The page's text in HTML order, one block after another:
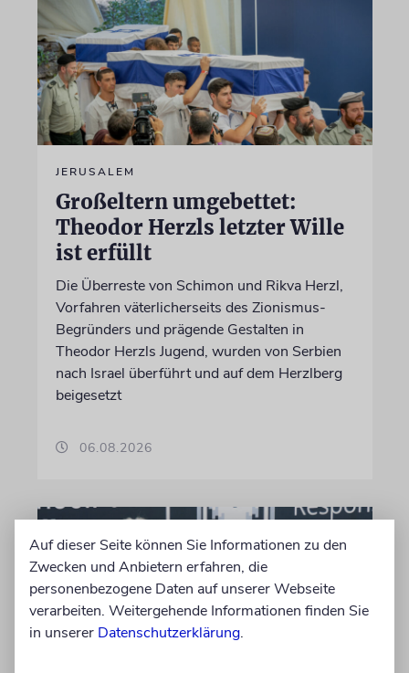
JERUSALEM
Großeltern umgebettet:
Theodor Herzls letzter Wille
ist erfüllt
Die Überreste von Schimon und Rikva Herzl,
Vorfahren väterlicherseits des Zionismus-
Begründers und prägende Gestalten in
Theodor Herzls Jugend, wurden von Serbien
nach Israel überführt und auf dem Herzlberg
beigesetzt
06.08.2026
Auf dieser Seite können Sie Informationen zu den
Zwecken und Anbietern erfahren, die
personenbezogene Daten auf unserer Webseite
verarbeiten. Weitergehende Informationen finden Sie
in unserer Datenschutzerklärung.